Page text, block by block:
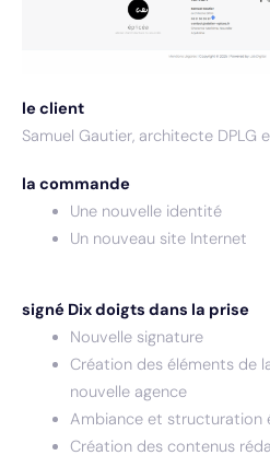
le client
Samuel Gautier, architecte DPLG
la commande
Une nouvelle identité
Un nouveau site Internet
signé Dix doigts dans la prise
Nouvelle signature
Création des éléments de
nouvelle agence
Ambiance et structuration
Création des contenus